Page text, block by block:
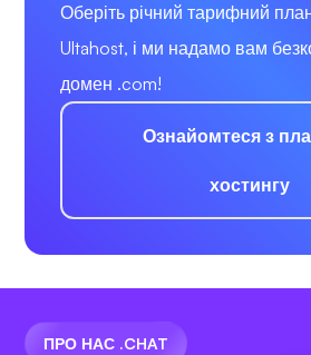
Оберіть річний тарифний
Ultahost, і ми надамо вам
домен .com!
Ознайомтеся з
хостингу
ПРО НАС .CHAT